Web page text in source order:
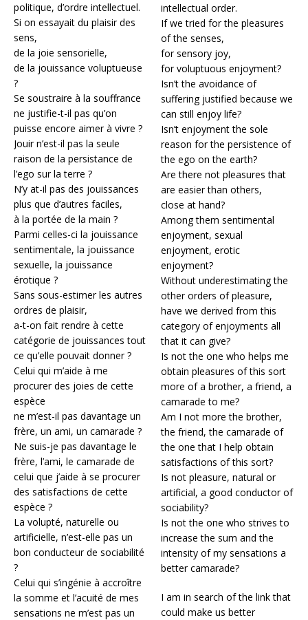
politique, d’ordre intellectuel.
Si on essayait du plaisir des
sens,
de la joie sensorielle,
de la jouissance voluptueuse
?
Se soustraire à la souffrance
ne justifie-t-il pas qu’on
puisse encore aimer à vivre ?
Jouir n’est-il pas la seule
raison de la persistance de
l’ego sur la terre ?
N’y at-il pas des jouissances
plus que d’autres faciles,
à la portée de la main ?
Parmi celles-ci la jouissance
sentimentale, la jouissance
sexuelle, la jouissance
érotique ?
Sans sous-estimer les autres
ordres de plaisir,
a-t-on fait rendre à cette
catégorie de jouissances tout
ce qu’elle pouvait donner ?
Celui qui m’aide à me
procurer des joies de cette
espèce
ne m’est-il pas davantage un
frère, un ami, un camarade ?
Ne suis-je pas davantage le
frère, l’ami, le camarade de
celui que j’aide à se procurer
des satisfactions de cette
espèce ?
La volupté, naturelle ou
artificielle, n’est-elle pas un
bon conducteur de sociabilité
?
Celui qui s’ingénie à accroître
la somme et l’acuité de mes
sensations ne m’est pas un
intellectual order.
If we tried for the pleasures
of the senses,
for sensory joy,
for voluptuous enjoyment?
Isn’t the avoidance of
suffering justified because we
can still enjoy life?
Isn’t enjoyment the sole
reason for the persistence of
the ego on the earth?
Are there not pleasures that
are easier than others,
close at hand?
Among them sentimental
enjoyment, sexual
enjoyment, erotic
enjoyment?
Without underestimating the
other orders of pleasure,
have we derived from this
category of enjoyments all
that it can give?
Is not the one who helps me
obtain pleasures of this sort
more of a brother, a friend, a
camarade to me?
Am I not more the brother,
the friend, the camarade of
the one that I help obtain
satisfactions of this sort?
Is not pleasure, natural or
artificial, a good conductor of
sociability?
Is not the one who strives to
increase the sum and the
intensity of my sensations a
better camarade?
I am in search of the link that
could make us better